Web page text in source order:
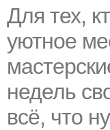
Для тех,
уютное
недель
всё, что